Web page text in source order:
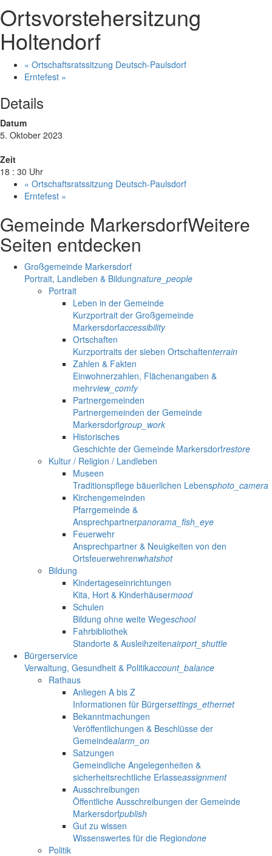
Ortsvorstehersitzung
Holtendorf
« Ortschaftsratssitzung Deutsch-Paulsdorf
Erntefest »
Details
Datum
5. Oktober 2023
Zeit
18 : 30 Uhr
« Ortschaftsratssitzung Deutsch-Paulsdorf
Erntefest »
Gemeinde MarkersdorfWeitere
Seiten entdecken
Großgemeinde Markersdorf
Portrait, Landleben & Bildungnature_people
Portrait
Leben in der Gemeinde
Kurzportrait der Großgemeinde
Markersdorfaccessibility
Ortschaften
Kurzportraits der sieben Ortschaftenterrain
Zahlen & Fakten
Einwohnerzahlen, Flächenangaben &
mehrview_comfy
Partnergemeinden
Partnergemeinden der Gemeinde
Markersdorfgroup_work
Historisches
Geschichte der Gemeinde Markersdorfrestore
Kultur / Religion / Landleben
Museen
Traditionspflege bäuerlichen Lebensphoto_camera
Kirchengemeinden
Pfarrgemeinde &
Ansprechpartnerpanorama_fish_eye
Feuerwehr
Ansprechpartner & Neuigkeiten von den
Ortsfeuerwehrenwhatshot
Bildung
Kindertageseinrichtungen
Kita, Hort & Kinderhäusermood
Schulen
Bildung ohne weite Wegeschool
Fahrbibliothek
Standorte & Ausleihzeitenairport_shuttle
Bürgerservice
Verwaltung, Gesundheit & Politikaccount_balance
Rathaus
Anliegen A bis Z
Informationen für Bürgersettings_ethernet
Bekanntmachungen
Veröffentlichungen & Beschlüsse der
Gemeindealarm_on
Satzungen
Gemeindliche Angelegenheiten &
sicherheitsrechtliche Erlasseassignment
Ausschreibungen
Öffentliche Ausschreibungen der Gemeinde
Markersdorfpublish
Gut zu wissen
Wissenswertes für die Regiondone
Politik